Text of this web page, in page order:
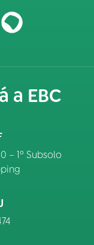
a EBC
– 1º Subsolo